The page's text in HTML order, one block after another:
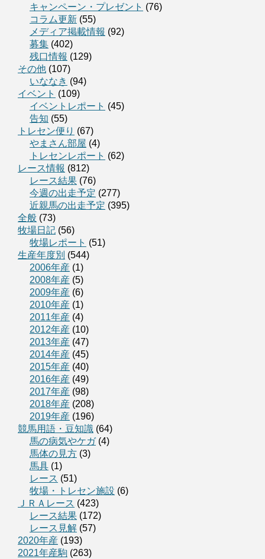
キャンペーン・プレゼント (76)
コラム更新 (55)
メディア掲載情報 (92)
募集 (402)
残口情報 (129)
その他 (107)
いななき (94)
イベント (109)
イベントレポート (45)
告知 (55)
トレセン便り (67)
やまさん部屋 (4)
トレセンレポート (62)
レース情報 (812)
レース結果 (76)
今週の出走予定 (277)
近親馬の出走予定 (395)
全般 (73)
牧場日記 (56)
牧場レポート (51)
生産年度別 (544)
2006年産 (1)
2008年産 (5)
2009年産 (6)
2010年産 (1)
2011年産 (4)
2012年産 (10)
2013年産 (47)
2014年産 (45)
2015年産 (40)
2016年産 (49)
2017年産 (98)
2018年産 (208)
2019年産 (196)
競馬用語・豆知識 (64)
馬の病気やケガ(4)
馬体の見方 (3)
馬具 (1)
レース (51)
牧場・トレセン施設 (6)
ＪＲＡレース (423)
レース結果 (172)
レース見解 (57)
2020年産 (193)
2021年産駒 (263)